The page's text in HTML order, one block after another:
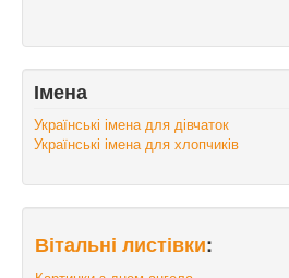
Імена
Українські імена для дівчаток
Українські імена для хлопчиків
Вітальні листівки: